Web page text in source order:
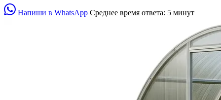
Напиши в WhatsApp Среднее время ответа: 5 минут